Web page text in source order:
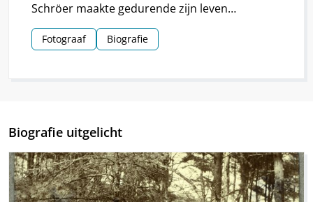
Schröer maakte gedurende zijn leven
haarscherpe foto’s in en om Nieuw-
Schoonebeek.
Fotograaf Biografie
Biografie uitgelicht